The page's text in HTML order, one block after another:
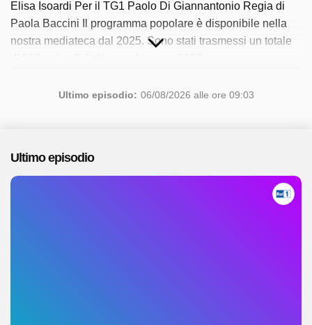
Elisa Isoardi Per il TG1 Paolo Di Giannantonio Regia di
Paola Baccini Il programma popolare è disponibile nella
nostra mediateca dal 2025. Sono stati trasmessi un totale
Ultimo episodio: 06/08/2026 alle ore 09:03
Ultimo episodio